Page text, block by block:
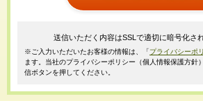
送信いただく内容はSSLで適切に暗号化さ
※ご入力いただいたお客様の情報は、「プライバシーポ
ます。当社のプライバシーポリシー（個人情報保護方針
信ボタンを押してください。